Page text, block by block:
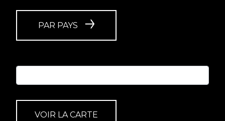
PAR PAYS